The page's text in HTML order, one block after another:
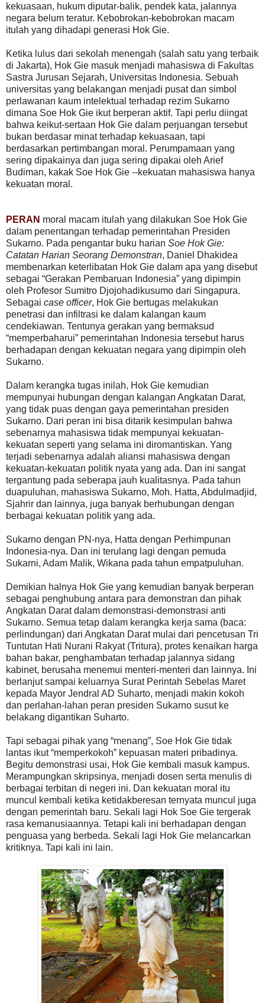
kekuasaan, hukum diputar-balik, pendek kata, jalannya
negara belum teratur. Kebobrokan-kebobrokan macam
itulah yang dihadapi generasi Hok Gie.
Ketika lulus dari sekolah menengah (salah satu yang terbaik
di Jakarta), Hok Gie masuk menjadi mahasiswa di Fakultas
Sastra Jurusan Sejarah, Universitas Indonesia. Sebuah
universitas yang belakangan menjadi pusat dan simbol
perlawanan kaum intelektual terhadap rezim Sukarno
dimana Soe Hok Gie ikut berperan aktif. Tapi perlu diingat
bahwa keikut-sertaan Hok Gie dalam perjuangan tersebut
bukan berdasar minat terhadap kekuasaan, tapi
berdasarkan pertimbangan moral. Perumpamaan yang
sering dipakainya dan juga sering dipakai oleh Arief
Budiman, kakak Soe Hok Gie --kekuatan mahasiswa hanya
kekuatan moral.
PERAN moral macam itulah yang dilakukan Soe Hok Gie
dalam penentangan terhadap pemerintahan Presiden
Sukarno. Pada pengantar buku harian Soe Hok Gie:
Catatan Harian Seorang Demonstran, Daniel Dhakidea
membenarkan keterlibatan Hok Gie dalam apa yang disebut
sebagai “Gerakan Pembaruan Indonesia” yang dipimpin
oleh Profesor Sumitro Djojohadikusumo dari Singapura.
Sebagai case officer, Hok Gie bertugas melakukan
penetrasi dan infiltrasi ke dalam kalangan kaum
cendekiawan. Tentunya gerakan yang bermaksud
“memperbaharui” pemerintahan Indonesia tersebut harus
berhadapan dengan kekuatan negara yang dipimpin oleh
Sukarno.
Dalam kerangka tugas inilah, Hok Gie kemudian
mempunyai hubungan dengan kalangan Angkatan Darat,
yang tidak puas dengan gaya pemerintahan presiden
Sukarno. Dari peran ini bisa ditarik kesimpulan bahwa
sebenarnya mahasiswa tidak mempunyai kekuatan-
kekuatan seperti yang selama ini diromantiskan. Yang
terjadi sebenarnya adalah aliansi mahasiswa dengan
kekuatan-kekuatan politik nyata yang ada. Dan ini sangat
tergantung pada seberapa jauh kualitasnya. Pada tahun
duapuluhan, mahasiswa Sukarno, Moh. Hatta, Abdulmadjid,
Sjahrir dan lainnya, juga banyak berhubungan dengan
berbagai kekuatan politik yang ada.
Sukarno dengan PN-nya, Hatta dengan Perhimpunan
Indonesia-nya. Dan ini terulang lagi dengan pemuda
Sukarni, Adam Malik, Wikana pada tahun empatpuluhan.
Demikian halnya Hok Gie yang kemudian banyak berperan
sebagai penghubung antara para demonstran dan pihak
Angkatan Darat dalam demonstrasi-demonstrasi anti
Sukarno. Semua tetap dalam kerangka kerja sama (baca:
perlindungan) dari Angkatan Darat mulai dari pencetusan Tri
Tuntutan Hati Nurani Rakyat (Tritura), protes kenaikan harga
bahan bakar, penghambatan terhadap jalannya sidang
kabinet, berusaha menemui menteri-menteri dan lainnya. Ini
berlanjut sampai keluarnya Surat Perintah Sebelas Maret
kepada Mayor Jendral AD Suharto, menjadi makin kokoh
dan perlahan-lahan peran presiden Sukarno susut ke
belakang digantikan Suharto.
Tapi sebagai pihak yang “menang”, Soe Hok Gie tidak
lantas ikut “memperkokoh” kepuasan materi pribadinya.
Begitu demonstrasi usai, Hok Gie kembali masuk kampus.
Merampungkan skripsinya, menjadi dosen serta menulis di
berbagai terbitan di negeri ini. Dan kekuatan moral itu
muncul kembali ketika ketidakberesan ternyata muncul juga
dengan pemerintah baru. Sekali lagi Hok Soe Gie tergerak
rasa kemanusiaannya. Tetapi kali ini berhadapan dengan
penguasa yang berbeda. Sekali lagi Hok Gie melancarkan
kritiknya. Tapi kali ini lain.